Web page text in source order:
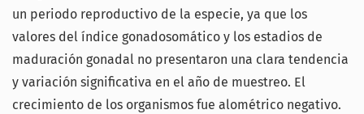
un periodo reproductivo de la especie, ya que los
valores del índice gonadosomático y los estadios de
maduración gonadal no presentaron una clara tendencia
y variación significativa en el año de muestreo. El
crecimiento de los organismos fue alométrico negativo.